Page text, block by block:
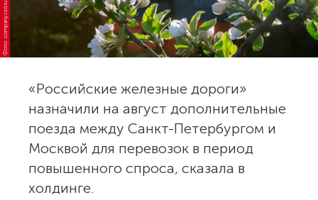
Фото: company.rzd.ru
«Российские железные дороги»
назначили на август дополнительные
поезда между Санкт-Петербургом и
Москвой для перевозок в период
повышенного спроса, сказала в
холдинге.